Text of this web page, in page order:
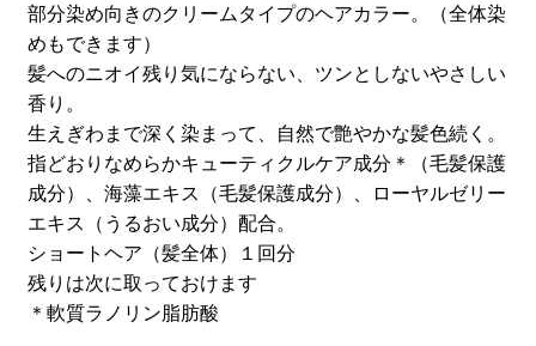
部分染め向きのクリームタイプのヘアカラー。（全体染
めもできます）
髪へのニオイ残り気にならない、ツンとしないやさしい
香り。
生えぎわまで深く染まって、自然で艶やかな髪色続く。
指どおりなめらかキューティクルケア成分＊（毛髪保護
成分）、海藻エキス（毛髪保護成分）、ローヤルゼリー
エキス（うるおい成分）配合。
ショートヘア（髪全体）１回分
残りは次に取っておけます
＊軟質ラノリン脂肪酸